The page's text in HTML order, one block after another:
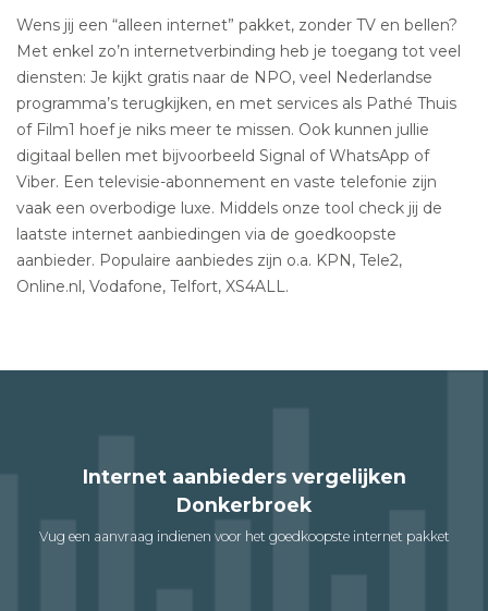
Wens jij een “alleen internet” pakket, zonder TV en bellen?
Met enkel zo’n internetverbinding heb je toegang tot veel
diensten: Je kijkt gratis naar de NPO, veel Nederlandse
programma’s terugkijken, en met services als Pathé Thuis
of Film1 hoef je niks meer te missen. Ook kunnen jullie
digitaal bellen met bijvoorbeeld Signal of WhatsApp of
Viber. Een televisie-abonnement en vaste telefonie zijn
vaak een overbodige luxe. Middels onze tool check jij de
laatste internet aanbiedingen via de goedkoopste
aanbieder. Populaire aanbiedes zijn o.a. KPN, Tele2,
Online.nl, Vodafone, Telfort, XS4ALL.
Internet aanbieders vergelijken
Donkerbroek
Vug een aanvraag indienen voor het goedkoopste internet pakket